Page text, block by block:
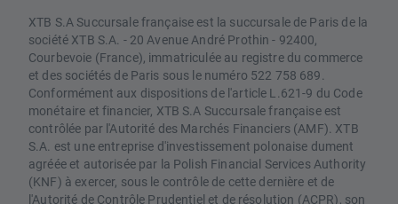
XTB S.A Succursale française est la succursale de Paris de la
société XTB S.A. - 20 Avenue André Prothin - 92400,
Courbevoie (France), immatriculée au registre du commerce
et des sociétés de Paris sous le numéro 522 758 689.
Conformément aux dispositions de l'article L.621-9 du Code
monétaire et financier, XTB S.A Succursale française est
contrôlée par l'Autorité des Marchés Financiers (AMF). XTB
S.A. est une entreprise d'investissement polonaise dument
agréée et autorisée par la Polish Financial Services Authority
(KNF) à exercer, sous le contrôle de cette dernière et de
l'Autorité de Contrôle Prudentiel et de résolution (ACPR), son